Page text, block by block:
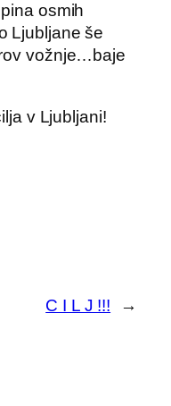
osmih
Ljubljane še
vožnje…baje
v Ljubljani!
C I L J !!! →